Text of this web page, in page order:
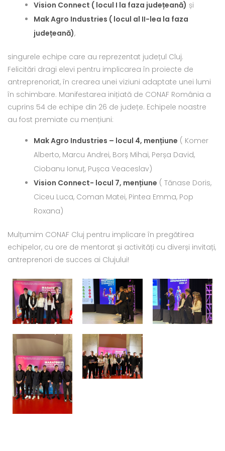
Vision Connect ( locul I la faza județeană) și
Mak Agro Industries ( locul al II-lea la faza
județeană),
singurele echipe care au reprezentat județul Cluj.
Felicitări dragi elevi pentru implicarea în proiecte de
antreprenoriat, în crearea unei viziuni adaptate unei lumi
în schimbare. Manifestarea inițiată de CONAF România a
cuprins 54 de echipe din 26 de județe. Echipele noastre
au fost premiate cu mențiuni:
Mak Agro Industries – locul 4, mențiune ( Komer
Alberto, Marcu Andrei, Borș Mihai, Perșa David,
Ciobanu Ionuț, Pușca Veaceslav)
Vision Connect- locul 7, mențiune ( Tănase Doris,
Ciceu Luca, Coman Matei, Pintea Emma, Pop
Roxana)
Mulțumim CONAF Cluj pentru implicare în pregătirea
echipelor, cu ore de mentorat și activități cu diverși invitați,
antreprenori de succes ai Clujului!